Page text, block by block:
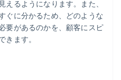
えるようになります。また、
ぐに分かるため、どのような
要があるのかを、顧客にスピ
きます。